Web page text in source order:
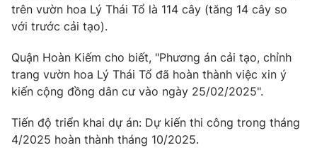
THỜI BÁO VTV
Theo dõi báo trên
Cơ quan chủ quản:Đài Truyền hình Việt Nam
Cơ quan báo chí:Thời báo VTV
trên vườn hoa Lý Thái Tổ là 114 cây (tăng 14 cây so
với trước cải tạo).
Quận Hoàn Kiếm cho biết, "Phương án cải tạo, chỉnh
trang vườn hoa Lý Thái Tổ đã hoàn thành việc xin ý
kiến cộng đồng dân cư vào ngày 25/02/2025".
Tiến độ triển khai dự án: Dự kiến thi công trong tháng
4/2025 hoàn thành tháng 10/2025.